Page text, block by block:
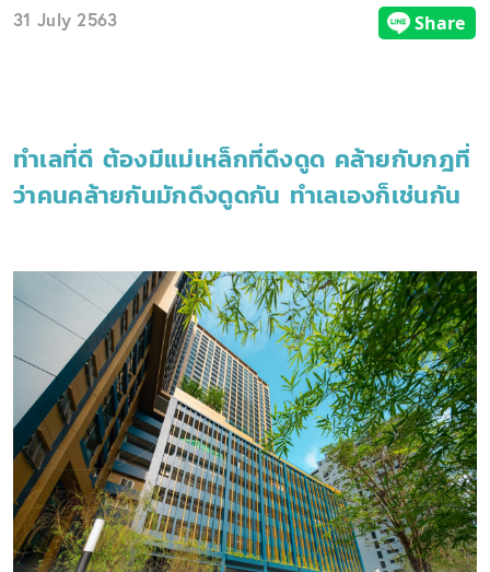
31 July 2563
ทำเลที่ดี ต้องมีแม่เหล็กที่ดึงดูด คล้ายกับกฎที่
ว่าคนคล้ายกันมักดึงดูดกัน ทำเลเองก็เช่นกัน